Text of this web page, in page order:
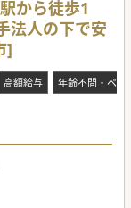
から徒歩1
法人の下で安
]
高額給与 年齢不問・ベテ